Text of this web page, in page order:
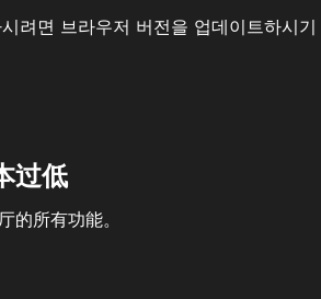
려면 브라우저 버전을 업데이트하시기
过低
的所有功能。